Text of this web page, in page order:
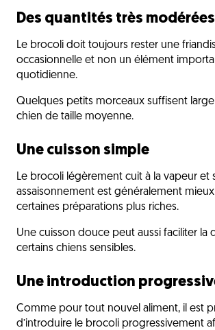
Des quantités très modérées
Le brocoli doit toujours rester une
occasionnelle et non un élément
quotidienne.
Quelques petits morceaux suffisent
chien de taille moyenne.
Une cuisson simple
Le brocoli légèrement cuit à la vapeur et
assaisonnement est généralement
certaines préparations plus riches.
Une cuisson douce peut aussi faciliter la
certains chiens sensibles.
Une introduction
Comme pour tout nouvel aliment, il est
d’introduire le brocoli progressivement